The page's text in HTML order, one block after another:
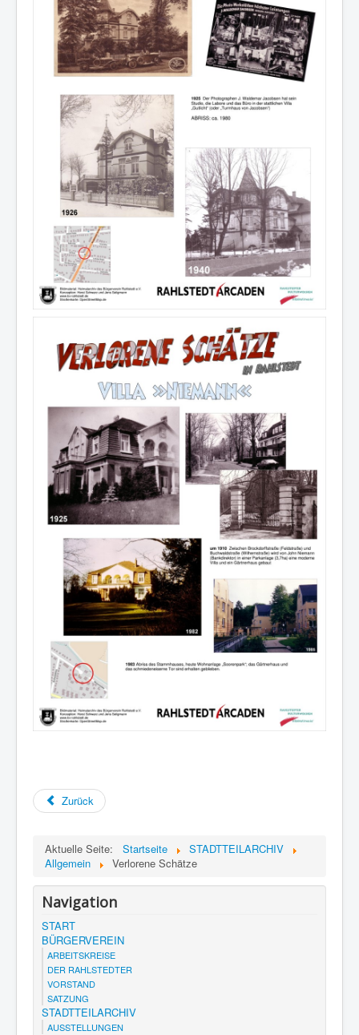
Zurück
Aktuelle Seite: Startseite
STADTTEILARCHIV
Allgemein
Verlorene Schätze
Navigation
START
BÜRGERVEREIN
ARBEITSKREISE
DER RAHLSTEDTER
VORSTAND
SATZUNG
STADTTEILARCHIV
AUSSTELLUNGEN